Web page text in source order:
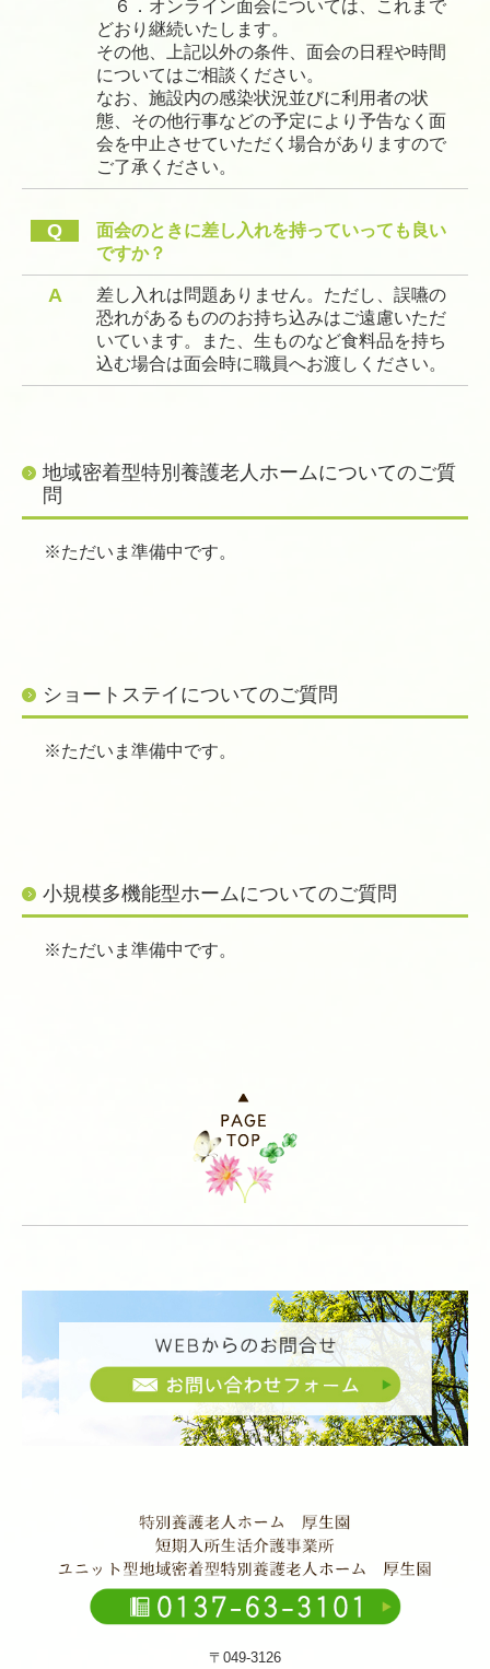
６．オンライン面会については、これまで
どおり継続いたします。
その他、上記以外の条件、面会の日程や時間
についてはご相談ください。
なお、施設内の感染状況並びに利用者の状
態、その他行事などの予定により予告なく面
会を中止させていただく場合がありますので
ご了承ください。
Q
面会のときに差し入れを持っていっても良い
ですか？
A
差し入れは問題ありません。ただし、誤嚥の
恐れがあるもののお持ち込みはご遠慮いただ
いています。また、生ものなど食料品を持ち
込む場合は面会時に職員へお渡しください。
地域密着型特別養護老人ホームについてのご質
問
※ただいま準備中です。
ショートステイについてのご質問
※ただいま準備中です。
小規模多機能型ホームについてのご質問
※ただいま準備中です。
〒049-3126